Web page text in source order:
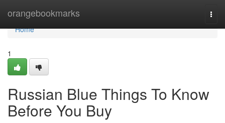
orangebookmarks
Home
Home
1
Russian Blue Things To Know
Before You Buy